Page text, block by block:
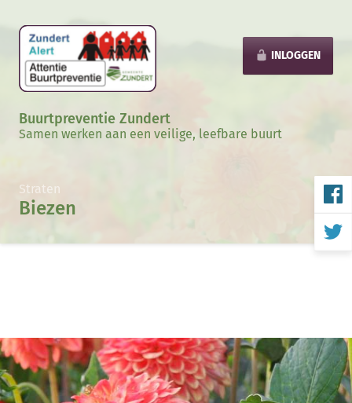
INLOGGEN
Buurtpreventie Zundert
Samen werken aan een veilige, leefbare buurt
Straten
Biezen